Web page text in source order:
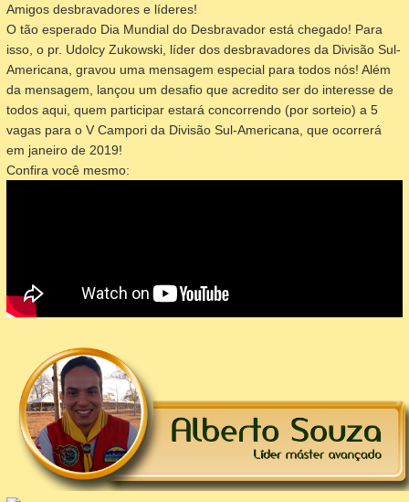
Amigos desbravadores e líderes!
O tão esperado Dia Mundial do Desbravador está chegado! Para
isso, o pr. Udolcy Zukowski, líder dos desbravadores da Divisão Sul-
Americana, gravou uma mensagem especial para todos nós! Além
da mensagem, lançou um desafio que acredito ser do interesse de
todos aqui, quem participar estará concorrendo (por sorteio) a 5
vagas para o V Campori da Divisão Sul-Americana, que ocorrerá
em janeiro de 2019!
Confira você mesmo: